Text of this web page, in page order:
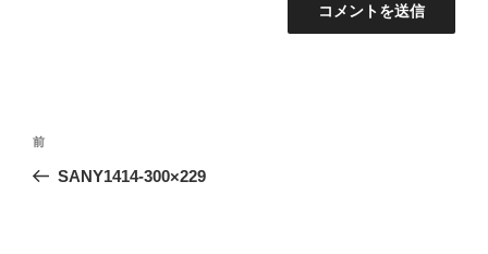
投
ナ
前
の
前
SANY1414-300×229